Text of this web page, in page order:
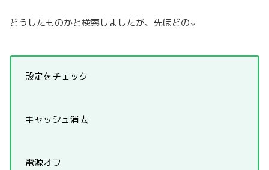
どうしたものかと検索しましたが、先ほどの↓
設定をチェック
キャッシュ消去
電源オフ